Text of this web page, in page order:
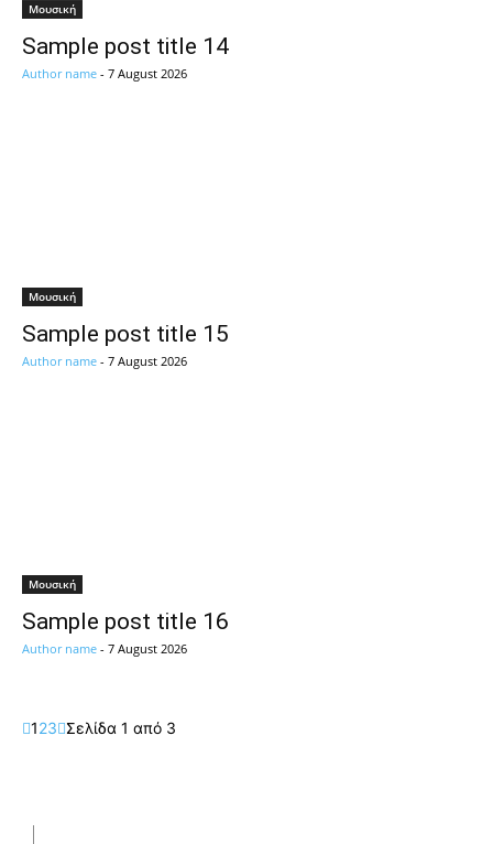
Μουσική
Sample post title 14
Author name - 7 August 2026
Μουσική
Sample post title 15
Author name - 7 August 2026
Μουσική
Sample post title 16
Author name - 7 August 2026
123 Σελίδα 1 από 3